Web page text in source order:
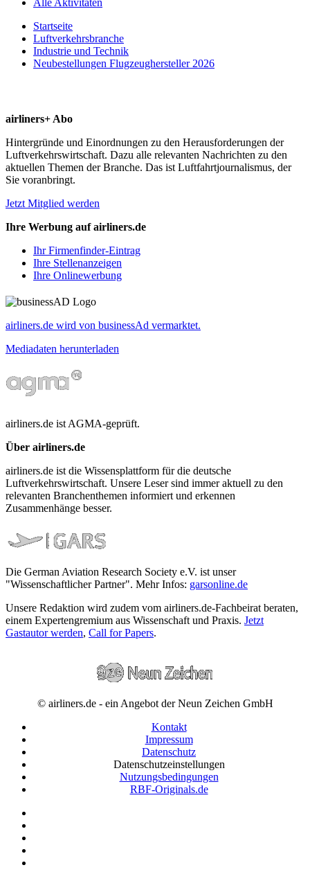
Startseite
Luftverkehrsbranche
Industrie und Technik
Neubestellungen Flugzeughersteller 2026
airliners+ Abo
Hintergründe und Einordnungen zu den Herausforderungen der
Luftverkehrswirtschaft. Dazu alle relevanten Nachrichten zu den
aktuellen Themen der Branche. Das ist Luftfahrtjournalismus, der
Sie voranbringt.
Jetzt Mitglied werden
Ihre Werbung auf airliners.de
Ihr Firmenfinder-Eintrag
Ihre Stellenanzeigen
Ihre Onlinewerbung
airliners.de wird von businessAd vermarktet.
Mediadaten herunterladen
airliners.de ist AGMA-geprüft.
Über airliners.de
airliners.de ist die Wissensplattform für die deutsche
Luftverkehrswirtschaft. Unsere Leser sind immer aktuell zu den
relevanten Branchenthemen informiert und erkennen
Zusammenhänge besser.
Die German Aviation Research Society e.V. ist unser
"Wissenschaftlicher Partner". Mehr Infos: garsonline.de
Unsere Redaktion wird zudem vom airliners.de-Fachbeirat beraten,
einem Expertengremium aus Wissenschaft und Praxis. Jetzt
Gastautor werden, Call for Papers.
© airliners.de - ein Angebot der Neun Zeichen GmbH
Kontakt
Impressum
Datenschutz
Datenschutzeinstellungen
Nutzungsbedingungen
RBF-Originals.de